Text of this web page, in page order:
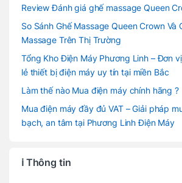
Review Đánh giá ghế massage Queen
So Sánh Ghế Massage Queen Crown Và
Massage Trên Thị Trường
Tổng Kho Điện Máy Phương Linh – Đơn
lẻ thiết bị điện máy uy tín tại miền Bắc
Làm thế nào Mua điện máy chính hãng ?
Mua điện máy đầy đủ VAT – Giải pháp
bạch, an tâm tại Phương Linh Điện Máy
ℹ️ Thông tin